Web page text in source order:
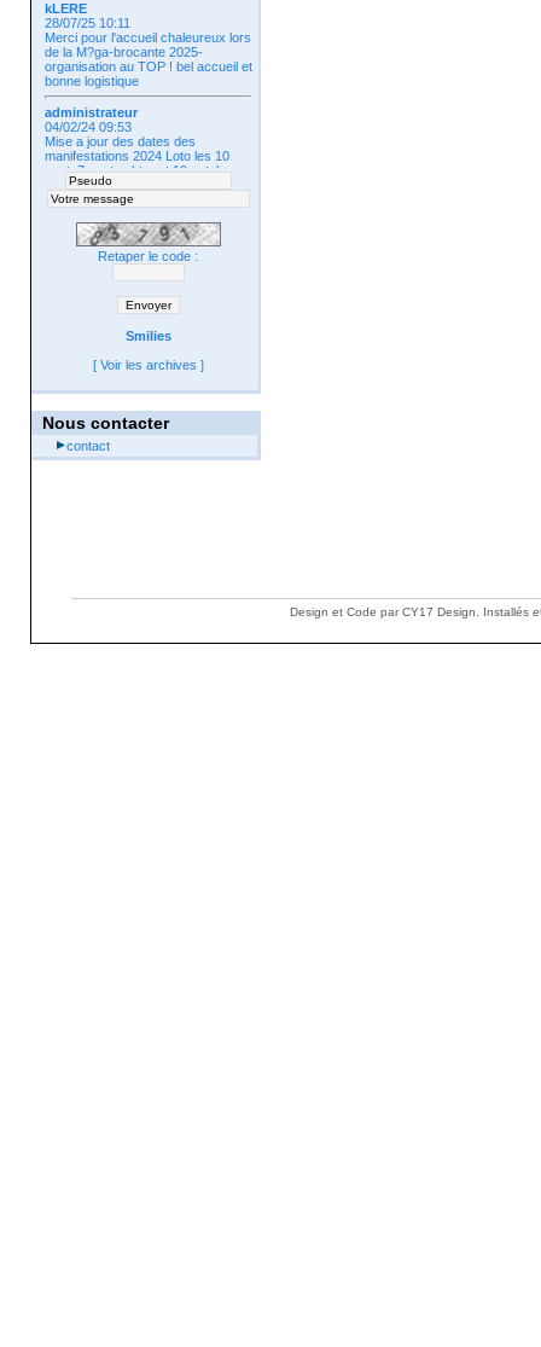
kLERE
28/07/25 10:11
Merci pour l'accueil chaleureux lors
de la M?ga-brocante 2025-
organisation au TOP ! bel accueil et
bonne logistique
administrateur
04/02/24 09:53
Mise a jour des dates des
manifestations 2024 Loto les 10
aout, 7 septembtre et 19 octobre
The dansant le 20 octobre
Retaper le code :
Smilies
[ Voir les archives ]
Nous contacter
contact
Design et Code par CY17 Design. Installés